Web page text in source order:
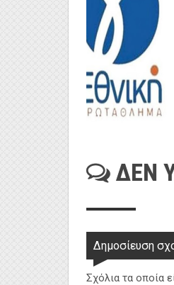
ΔΕΝ
Δημοσίευση
Σχόλια τα οποία